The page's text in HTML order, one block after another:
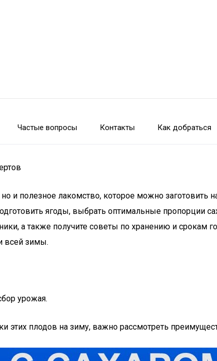
Частые вопросы Контакты Как добраться
но и полезное лакомство, которое можно
ягоды, выбрать оптимальные пропорции
а также получите советы по хранению и срокам
всей зимы.
урожая.
плодов на зиму, важно рассмотреть